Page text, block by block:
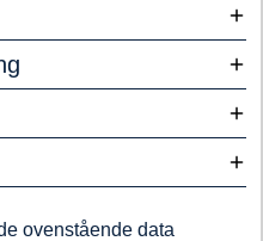
ovenstående data